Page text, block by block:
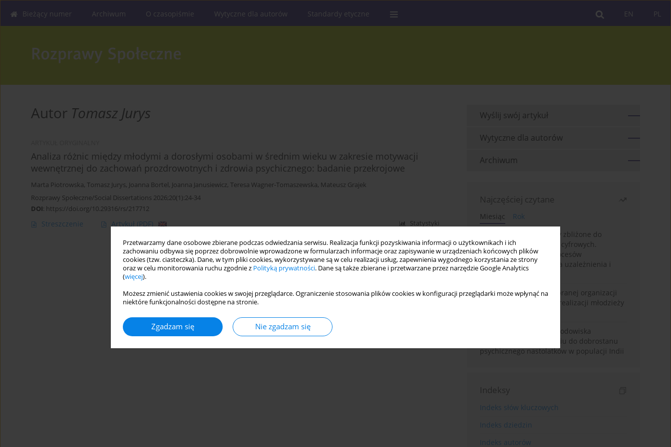
Przetwarzamy dane osobowe zbierane podczas odwiedzania serwisu. Realizacja funkcji pozyskiwania informacji o użytkownikach i ich
zachowaniu odbywa się poprzez dobrowolnie wprowadzone w formularzach informacje oraz zapisywanie w urządzeniach końcowych plików
cookies (tzw. ciasteczka). Dane, w tym pliki cookies, wykorzystywane są w celu realizacji usług, zapewnienia wygodnego korzystania ze strony
oraz w celu monitorowania ruchu zgodnie z Polityką prywatności. Dane są także zbierane i przetwarzane przez narzędzie Google Analytics
(więcej).
Możesz zmienić ustawienia cookies w swojej przeglądarce. Ograniczenie stosowania plików cookies w konfiguracji przeglądarki może wpłynąć na
niektóre funkcjonalności dostępne na stronie.
Zgadzam się Nie zgadzam się
PL
EN
Bieżący numer Archiwum O czasopiśmie Wytyczne dla autorów Standardy etyczne
Autor Tomasz Jurys
Analiza różnic między młodymi a dorosłymi osobami w średnim wieku w zakresie motywacji
wewnętrznej do zachowań prozdrowotnych i zdrowia psychicznego: badanie przekrojowe
Marta Piotrowska, Tomasz Jurys, Joanna Bortel, Joanna Janusiewicz, Teresa Wagner-Tomaszewska, Mateusz Grajek
Rozprawy Społeczne/Social Dissertations 2026;20(1):24-34
DOI: https://doi.org/10.29316/rs/217712
Streszczenie Artykuł (PDF) Statystyki
Wyślij swój artykuł
Wytyczne dla autorów
Archiwum
Najczęściej czytane
Miesiąc
Rok
Loot boxy – mechanizmy zbliżone do
hazardu ukryte w grach cyfrowych.
Narracyjny przegląd procesów
psychologicznych, ryzyka uzależnienia i
regulacji prawnych
Znaczenie wsparcia wybranej organizacji
pozarządowej dla samorealizacji młodzieży
Badanie osobowości i środowiska
rodzinnego w odniesieniu do dobrostanu
psychicznego nastolatków w populacji Indii
Indeksy
Indeks słów kluczowych
Indeks dziedzin
Indeks autorów